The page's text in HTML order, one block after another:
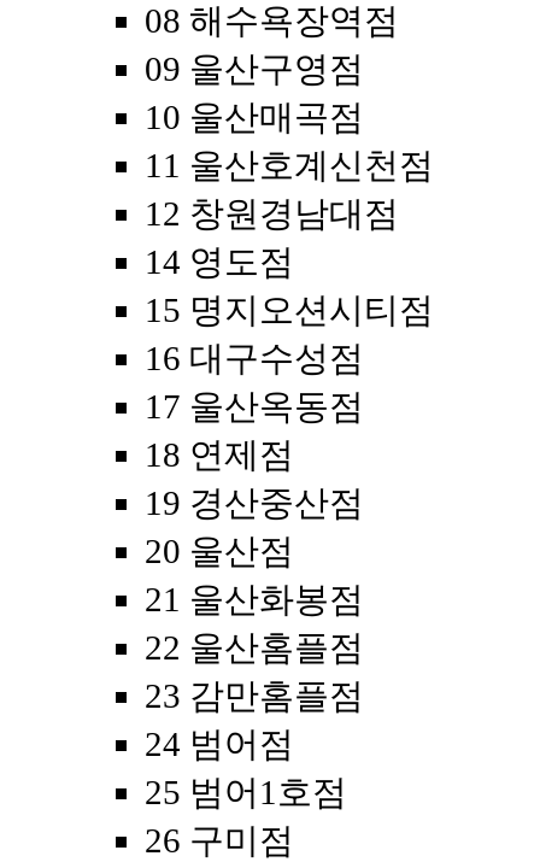
08 해수욕장역점
09 울산구영점
10 울산매곡점
11 울산호계신천점
12 창원경남대점
14 영도점
15 명지오션시티점
16 대구수성점
17 울산옥동점
18 연제점
19 경산중산점
20 울산점
21 울산화봉점
22 울산홈플점
23 감만홈플점
24 범어점
25 범어1호점
26 구미점